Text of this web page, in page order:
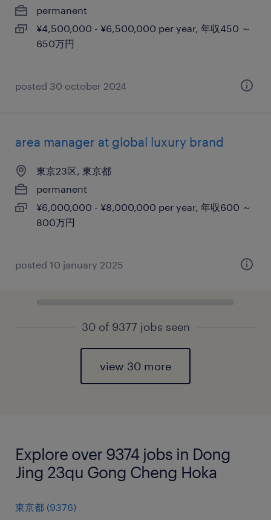
permanent
¥4,500,000 - ¥6,500,000 per year, 年収450 ～
650万円
posted 30 october 2024
area manager at global luxury brand
東京23区, 東京都
permanent
¥6,000,000 - ¥8,000,000 per year, 年収600 ～
800万円
posted 10 january 2025
30 of 9377 jobs seen
view 30 more
Explore over 9374 jobs in Dong
Jing 23qu Gong Cheng Hoka
東京都 (9376)